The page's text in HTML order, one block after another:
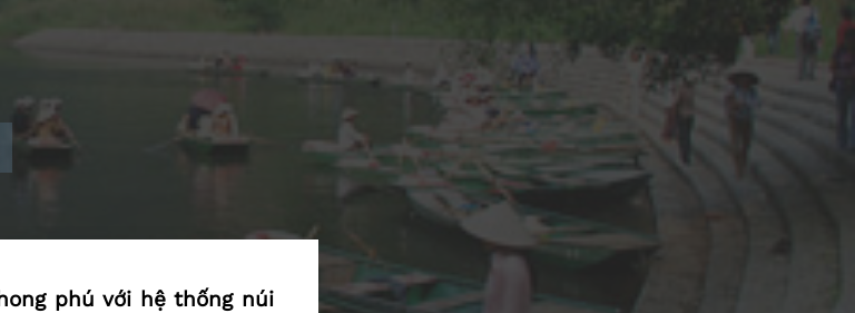
phú với hệ thống núi